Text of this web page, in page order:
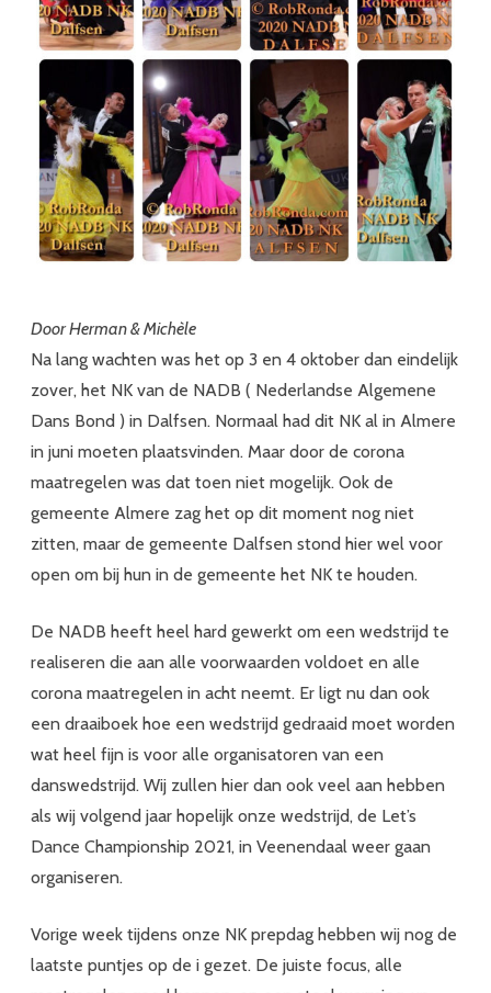
Door Herman & Michèle
Na lang wachten was het op 3 en 4 oktober dan eindelijk
zover, het NK van de NADB ( Nederlandse Algemene
Dans Bond ) in Dalfsen. Normaal had dit NK al in Almere
in juni moeten plaatsvinden. Maar door de corona
maatregelen was dat toen niet mogelijk. Ook de
gemeente Almere zag het op dit moment nog niet
zitten, maar de gemeente Dalfsen stond hier wel voor
open om bij hun in de gemeente het NK te houden.
De NADB heeft heel hard gewerkt om een wedstrijd te
realiseren die aan alle voorwaarden voldoet en alle
corona maatregelen in acht neemt. Er ligt nu dan ook
een draaiboek hoe een wedstrijd gedraaid moet worden
wat heel fijn is voor alle organisatoren van een
danswedstrijd. Wij zullen hier dan ook veel aan hebben
als wij volgend jaar hopelijk onze wedstrijd, de Let’s
Dance Championship 2021, in Veenendaal weer gaan
organiseren.
Vorige week tijdens onze NK prepdag hebben wij nog de
laatste puntjes op de i gezet. De juiste focus, alle